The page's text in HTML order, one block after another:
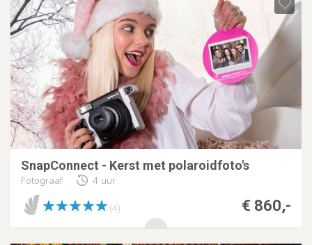
SnapConnect - Kerst met polaroidfoto's
Fotograaf 4 uur
€ 860,-
(4)